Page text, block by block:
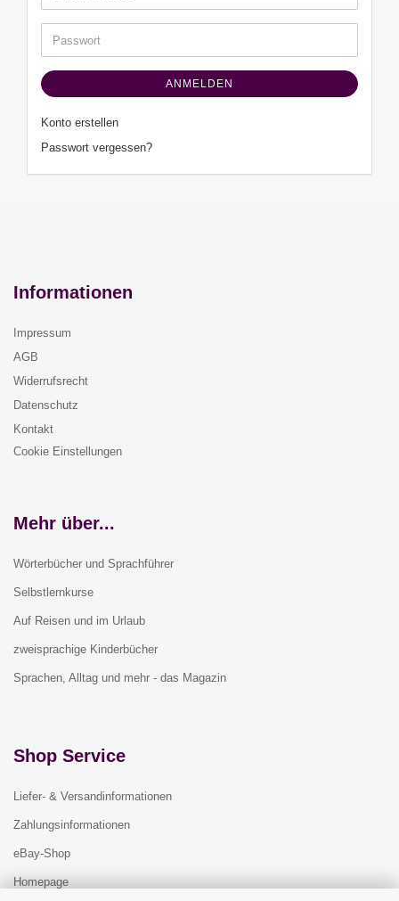
Mail-
Adresse
Passwort
ANMELDEN
Konto erstellen
Passwort vergessen?
Informationen
Impressum
AGB
Widerrufsrecht
Datenschutz
Kontakt
Cookie Einstellungen
Mehr über...
Wörterbücher und Sprachführer
Selbstlernkurse
Auf Reisen und im Urlaub
zweisprachige Kinderbücher
Sprachen, Alltag und mehr - das Magazin
Shop Service
Liefer- & Versandinformationen
Zahlungsinformationen
eBay-Shop
Homepage